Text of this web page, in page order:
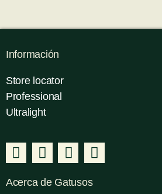
Información
Store locator
Professional
Ultralight
Acerca de Gatusos